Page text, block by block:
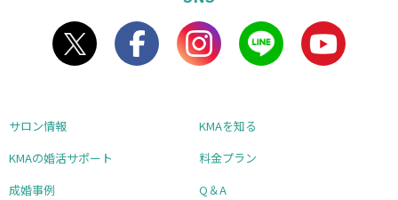
サロン情報
KMAを知る
KMAの婚活サポート
料金プラン
成婚事例
Q＆A